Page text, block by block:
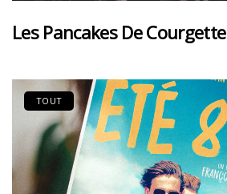
Les Pancakes De Courgette
TOUT